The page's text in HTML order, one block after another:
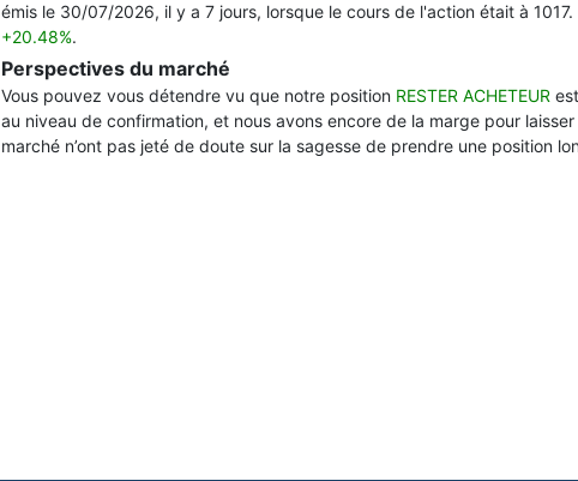
émis le 30/07/2026, il y a 7 jours, lorsque le cours de l'action était à 1017.
+20.48%.
Perspectives du marché
Vous pouvez vous détendre vu que notre position RESTER ACHETEUR
au niveau de confirmation, et nous avons encore de la marge pour
marché n’ont pas jeté de doute sur la sagesse de prendre une position